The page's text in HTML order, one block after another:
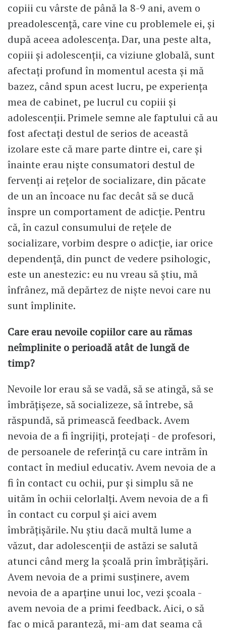
copiii cu vârste de până la 8-9 ani, avem o
preadolescență, care vine cu problemele ei, și
după aceea adolescența. Dar, una peste alta,
copiii și adolescenții, ca viziune globală, sunt
afectați profund în momentul acesta și mă
bazez, când spun acest lucru, pe experiența
mea de cabinet, pe lucrul cu copiii și
adolescenții. Primele semne ale faptului că au
fost afectați destul de serios de această
izolare este că mare parte dintre ei, care și
înainte erau niște consumatori destul de
fervenți ai rețelor de socializare, din păcate
de un an încoace nu fac decât să se ducă
înspre un comportament de adicție. Pentru
că, în cazul consumului de rețele de
socializare, vorbim despre o adicție, iar orice
dependență, din punct de vedere psihologic,
este un anestezic: eu nu vreau să știu, mă
înfrânez, mă depărtez de niște nevoi care nu
sunt împlinite.
Care erau nevoile copiilor care au rămas
neîmplinite o perioadă atât de lungă de
timp?
Nevoile lor erau să se vadă, să se atingă, să se
îmbrățișeze, să socializeze, să întrebe, să
răspundă, să primească feedback. Avem
nevoia de a fi îngrijiți, protejați - de profesori,
de persoanele de referință cu care intrăm în
contact în mediul educativ. Avem nevoia de a
fi în contact cu ochii, pur și simplu să ne
uităm în ochii celorlalți. Avem nevoia de a fi
în contact cu corpul și aici avem
îmbrățișările. Nu știu dacă multă lume a
văzut, dar adolescenții de astăzi se salută
atunci când merg la școală prin îmbrățișări.
Avem nevoia de a primi susținere, avem
nevoia de a aparține unui loc, vezi școala -
avem nevoia de a primi feedback. Aici, o să
fac o mică paranteză, mi-am dat seama că